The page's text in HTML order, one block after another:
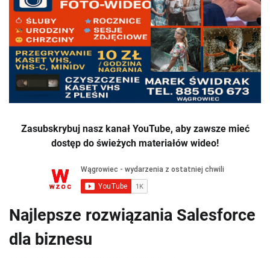
Zasubskrybuj nasz kanał YouTube, aby zawsze mieć
dostęp do świeżych materiałów wideo!
Najlepsze rozwiązania Salesforce
dla biznesu